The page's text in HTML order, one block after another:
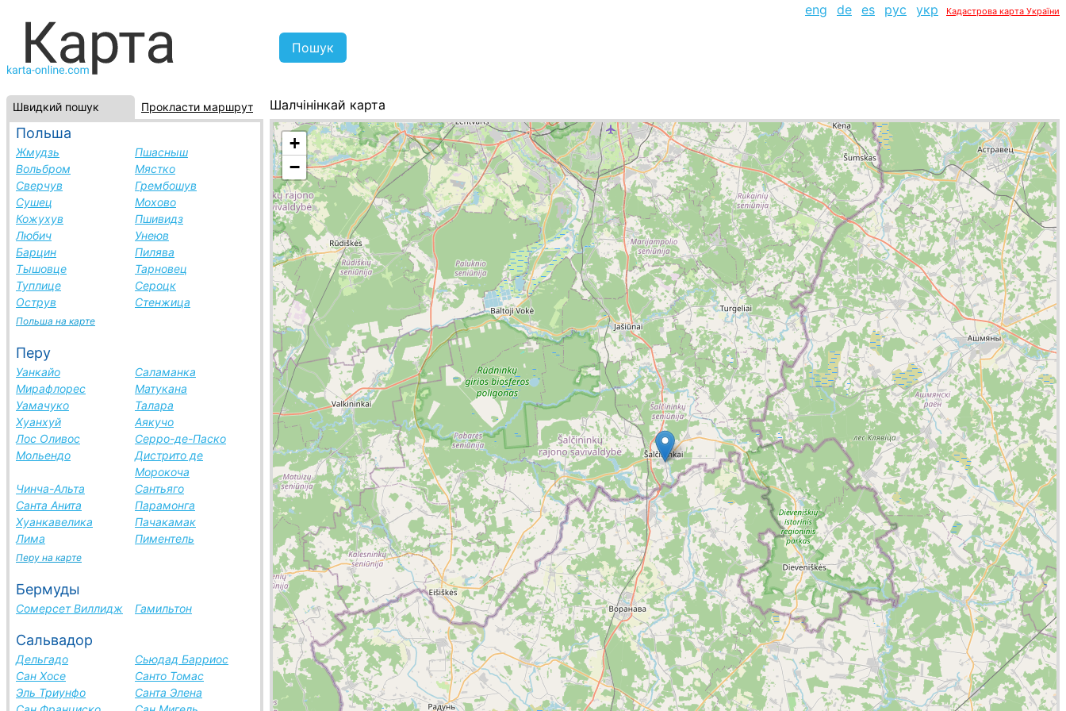
eng de es рус укр Кадастрова карта України
Швидкий пошук Прокласти маршрут
Польша
Жмудзь
Пшасныш
Вольбром
Мястко
Сверчув
Грембошув
Сушец
Мохово
Кожухув
Пшивидз
Любич
Унеюв
Барцин
Пилява
Тышовце
Тарновец
Туплице
Сероцк
Острув
Стенжица
Польша на карте
Перу
Уанкайо
Саламанка
Мирафлорес
Матукана
Уамачуко
Талара
Хуанхуй
Аякучо
Лос Оливос
Серро-де-Паско
Мольендо
Дистрито де
Морокоча
Чинча-Альта
Сантьяго
Санта Анита
Парамонга
Хуанкавелика
Пачакамак
Лима
Пиментель
Перу на карте
Бермуды
Сомерсет Виллидж Гамильтон
Сальвадор
Дельгадо
Сьюдад Барриос
Сан Хосе
Санто Томас
Эль Триунфо
Санта Элена
Шалчінінкай карта
Литва, список міст
+
−